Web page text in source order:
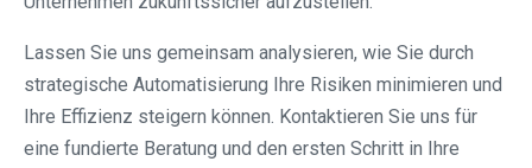
Lassen Sie uns gemeinsam analysieren, wie Sie durch
strategische Automatisierung Ihre Risiken minimieren und
Ihre Effizienz steigern können. Kontaktieren Sie uns für
eine fundierte Beratung und den ersten Schritt in Ihre